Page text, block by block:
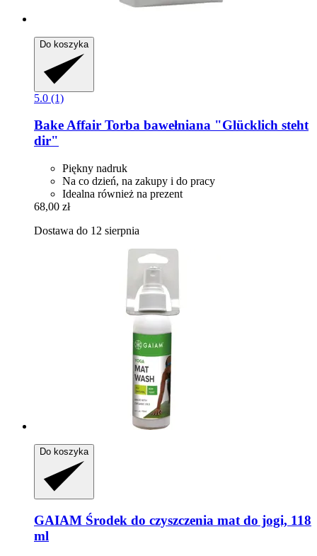
Do koszyka
5.0 (1)
Bake Affair Torba bawełniana "Glücklich steht
dir"
Piękny nadruk
Na co dzień, na zakupy i do pracy
Idealna również na prezent
68,00 zł
Dostawa do 12 sierpnia
Do koszyka
GAIAM Środek do czyszczenia mat do jogi, 118
ml